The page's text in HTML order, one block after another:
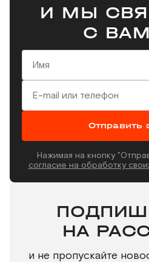
И МЫ
С
Отправить
Нажимая на кнопку
согласие на обработку
НА
и не пропускайте